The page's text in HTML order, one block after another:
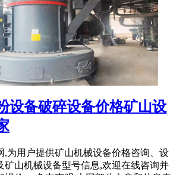
设备破碎设备价格矿山设
,为用户提供矿山机械设备价格咨询、设
矿山机械设备型号信息,欢迎在线咨询并